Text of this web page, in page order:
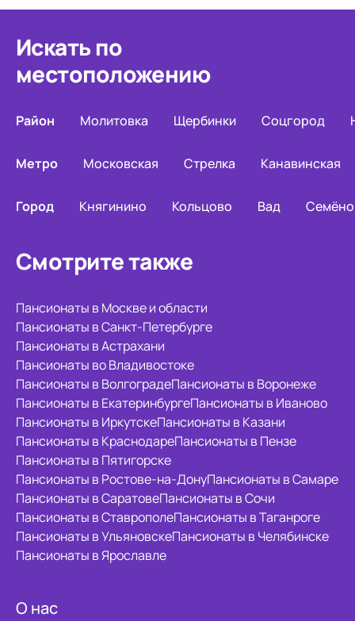
Искать по
местоположению
Район Молитовка Щербинки Соцгород
Метро Московская Стрелка Канавинская
Город Княгинино Кольцово Вад
Смотрите также
Пансионаты в Москве и области
Пансионаты в Санкт-Петербурге
Пансионаты в Астрахани
Пансионаты во Владивостоке
Пансионаты в ВолгоградеПансионаты в Воронеже
Пансионаты в ЕкатеринбургеПансионаты в Иваново
Пансионаты в ИркутскеПансионаты в Казани
Пансионаты в КраснодареПансионаты в Пензе
Пансионаты в Пятигорске
Пансионаты в Ростове-на-ДонуПансионаты в Самаре
Пансионаты в СаратовеПансионаты в Сочи
Пансионаты в СтаврополеПансионаты в Таганроге
Пансионаты в УльяновскеПансионаты в Челябинске
Пансионаты в Ярославле
О нас